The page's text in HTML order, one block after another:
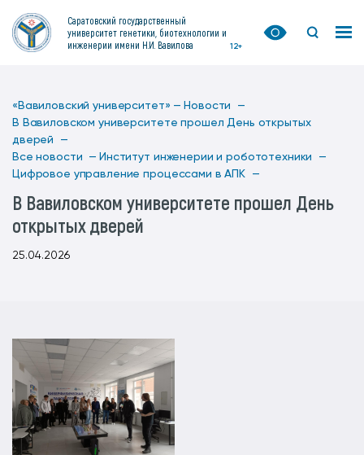
Саратовский государственный
университет генетики, биотехнологии и
инженерии имени Н.И. Вавилова
12+
«Вавиловский университет» — Новости —
В Вавиловском университете прошел День открытых
дверей —
Все новости — Институт инженерии и робототехники —
Цифровое управление процессами в АПК —
В Вавиловском университете прошел День
открытых дверей
25.04.2026